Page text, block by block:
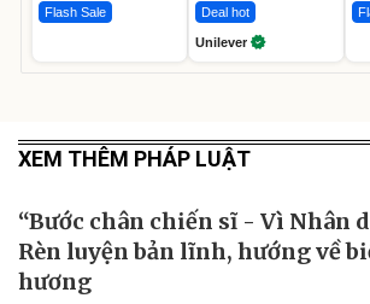
Flash Sale Deal hot
Unilever
XEM THÊM PHÁP LUẬT
“Bước chân chiến sĩ - Vì Nhân
Rèn luyện bản lĩnh, hướng về
hương